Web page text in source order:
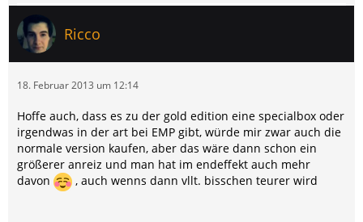
Ricco
18. Februar 2013 um 12:14
Hoffe auch, dass es zu der gold edition eine specialbox oder
irgendwas in der art bei EMP gibt, würde mir zwar auch die
normale version kaufen, aber das wäre dann schon ein
größerer anreiz und man hat im endeffekt auch mehr
davon
, auch wenns dann vllt. bisschen teurer wird